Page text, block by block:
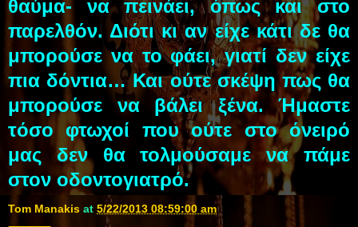
θαύμα- να πεινάει, όπως και στο
παρελθόν. Διότι κι αν είχε κάτι δε θα
μπορούσε να το φάει, γιατί δεν είχε
πια δόντια… Και ούτε σκέψη πως θα
μπορούσε να βάλει ξένα. Ήμαστε
τόσο φτωχοί που ούτε στο όνειρό
μας δεν θα τολμούσαμε να πάμε
στον οδοντογιατρό.
Tom Manakis at 5/22/2013 08:59:00 am